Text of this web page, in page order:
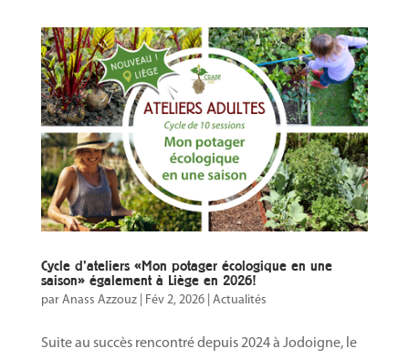
Cycle d’ateliers «Mon potager écologique en une
saison» également à Liège en 2026!
par Anass Azzouz| Fév 2, 2026| Actualités
Suite au succès rencontré depuis 2024 à Jodoigne, le